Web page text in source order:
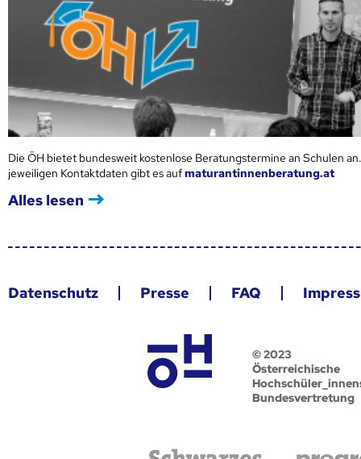
Die ÖH bietet bundesweit kostenlose Beratungstermine an Schulen
jeweiligen Kontaktdaten gibt es aufmaturantinnenberatung.at
Alles lesen
Datenschutz Presse FAQ
© 2023
Österreichische
Bundesvertretung